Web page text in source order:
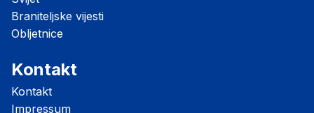
Braniteljske vijesti
Obljetnice
Kontakt
Kontakt
Impressum